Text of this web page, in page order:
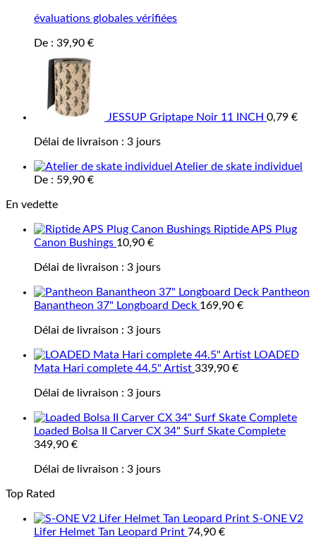
évaluations globales vérifiées
De : 39,90 €
JESSUP Griptape Noir 11 INCH 0,79 €
Délai de livraison : 3 jours
Atelier de skate individuel
De : 59,90 €
En vedette
Riptide APS Plug
Canon Bushings 10,90 €
Délai de livraison : 3 jours
Pantheon
Banantheon 37" Longboard Deck 169,90 €
Délai de livraison : 3 jours
LOADED
Mata Hari complete 44.5" Artist 339,90 €
Délai de livraison : 3 jours
Loaded Bolsa II Carver CX 34" Surf Skate Complete
349,90 €
Délai de livraison : 3 jours
Top Rated
S-ONE V2
Lifer Helmet Tan Leopard Print 74,90 €